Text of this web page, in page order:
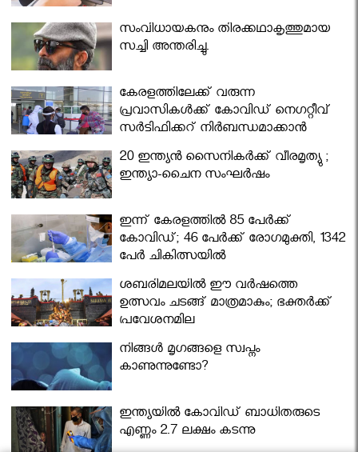
സംവിധായകനും തിരക്കഥാകൃത്തുമായ
സച്ചി അന്തരിച്ചു.
കേരളത്തിലേക്ക് വരുന്ന
പ്രവാസികള്‍ക്ക് കോവിഡ് നെഗറ്റീവ്
സര്‍ട്ടിഫിക്കറ്റ് നിർബന്ധമാക്കാൻ
മന്ത്രിസഭ
20 ഇന്ത്യൻ സൈനികർക്ക് വീരമൃത്യു ;
ഇന്ത്യാ-ചൈന സംഘർഷം
ഇന്ന് കേരളത്തിൽ 85 പേർക്ക്
കോവിഡ്; 46 പേർക്ക് രോഗമുക്തി, 1342
പേർ ചികിത്സയിൽ
ശബരിമലയില്‍ ഈ വർഷത്തെ
ഉത്സവം ചടങ്ങ് മാത്രമാകും; ഭക്തർക്ക്
പ്രവേശനമില്ല
നിങ്ങള്‍ മൃഗങ്ങളെ സ്വപ്നം
കാണുന്നുണ്ടോ?
ഇന്ത്യയിൽ കോവിഡ് ബാധിതരുടെ
എണ്ണം 2.7 ലക്ഷം കടന്നു